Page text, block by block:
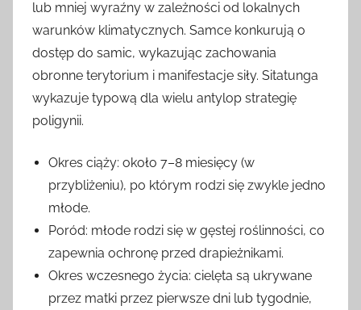
lub mniej wyraźny w zależności od lokalnych
warunków klimatycznych. Samce konkurują o
dostęp do samic, wykazując zachowania
obronne terytorium i manifestacje siły. Sitatunga
wykazuje typową dla wielu antylop strategię
poligynii.
Okres ciąży: około 7–8 miesięcy (w
przybliżeniu), po którym rodzi się zwykle jedno
młode.
Poród: młode rodzi się w gęstej roślinności, co
zapewnia ochronę przed drapieżnikami.
Okres wczesnego życia: cielęta są ukrywane
przez matki przez pierwsze dni lub tygodnie,